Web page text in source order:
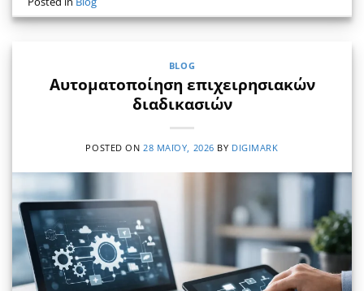
BLOG
Αυτοματοποίηση επιχειρησιακών
διαδικασιών
POSTED ON 28 ΜΑΪ́ΟΥ, 2026 BY DIGIMARK